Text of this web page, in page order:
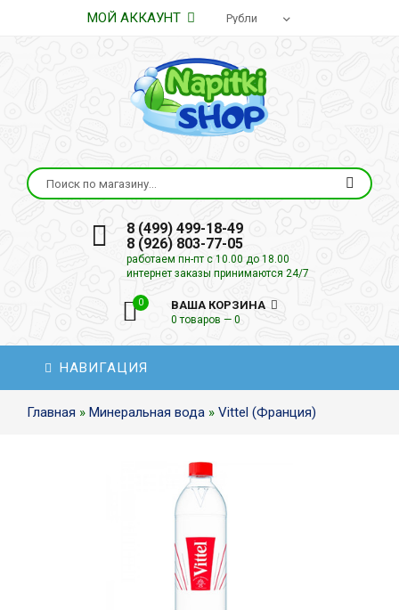
МОЙ АККАУНТ
8 (499) 499-18-49
8 (926) 803-77-05
работаем пн-пт с 10.00 до 18.00
интернет заказы принимаются 24/7
0 ВАША КОРЗИНА
0 товаров — 0
НАВИГАЦИЯ
Главная » Минеральная вода » Vittel (Франция)